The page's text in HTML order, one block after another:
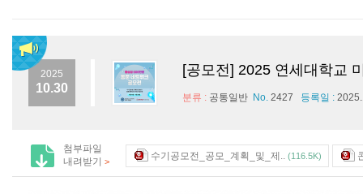
2025
10.30
[공모전] 2025 연세대학교
분류 : 공통일반 No. 2427 등록일 :
첨부파일
내려받기 > 수기공모전_공모_계획_및_제.. (116.5K)